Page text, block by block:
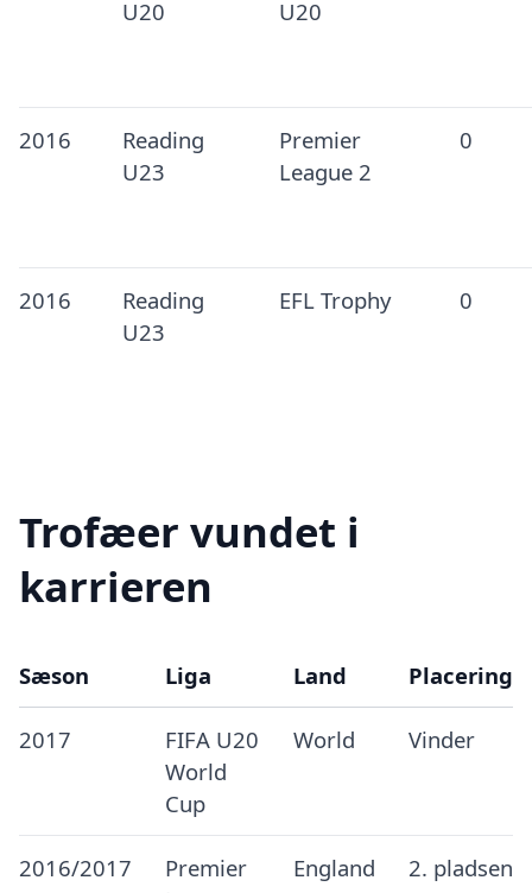
U20
U20
2016
Reading
U23
Premier
League 2
0
2016
Reading
U23
EFL Trophy 0
Trofæer vundet i
karrieren
Sæson Liga Land Placering
2017
FIFA U20
World
Cup
World Vinder
2016/2017
Premier
England 2. pladsen